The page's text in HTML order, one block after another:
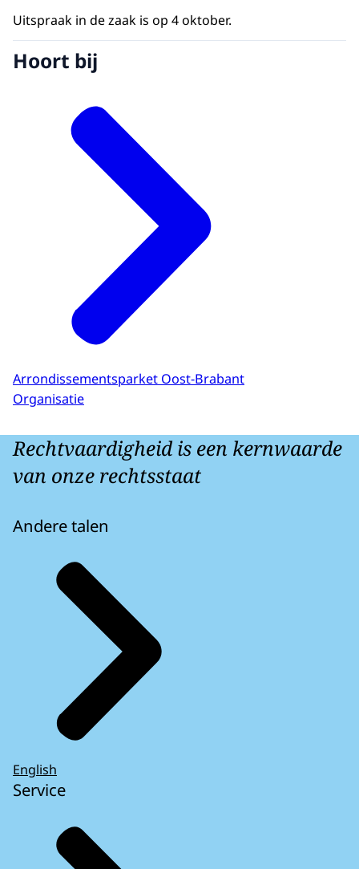
Uitspraak in de zaak is op 4 oktober.
Hoort bij
Arrondissementsparket Oost-Brabant
Organisatie
Rechtvaardigheid is een kernwaarde
van onze rechtsstaat
Andere talen
English
Service